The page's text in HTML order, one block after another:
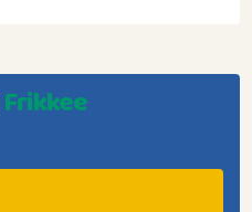
Frikkee